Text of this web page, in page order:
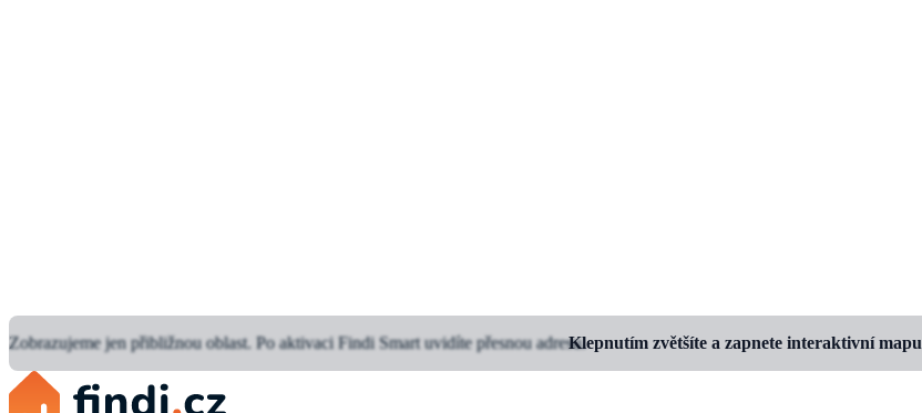
Klepnutím zvětšíte a zapnete interaktivní mapu
Zobrazujeme jen přibližnou oblast. Po aktivaci Findi Smart uvidíte přesnou adresu.